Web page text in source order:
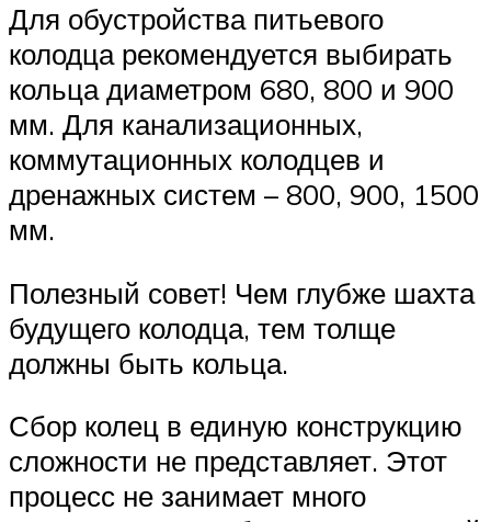
Для обустройства питьевого
колодца рекомендуется выбирать
кольца диаметром 680, 800 и 900
мм. Для канализационных,
коммутационных колодцев и
дренажных систем – 800, 900, 1500
мм.
Полезный совет! Чем глубже шахта
будущего колодца, тем толще
должны быть кольца.
Сбор колец в единую конструкцию
сложности не представляет. Этот
процесс не занимает много